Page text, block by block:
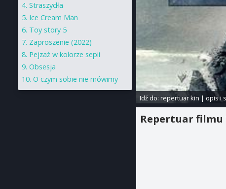
Idź do: repertuar kin | opis i
Repertuar filmu
Straszydła
Ice Cream Man
Toy story 5
Zaproszenie (2022)
Pejzaż w kolorze sepii
Obsesja
O czym sobie nie mówimy